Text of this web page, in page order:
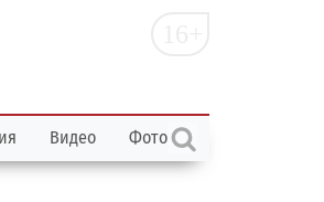
Видео Фото